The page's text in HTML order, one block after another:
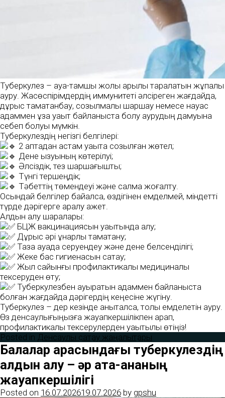
Туберкулез – ауа-тамшы жолы арқылы таралатын жұқпалы
ауру. Жасөспірімдердің иммунитеті әлсіреген жағдайда,
дұрыс тамақтанбау, созылмалы шаршау немесе науқас
адаммен ұзақ уақыт байланыста болу аурудың дамуына
себеп болуы мүмкін.
Туберкулездің негізгі белгілері:
2 аптадан астам уақытқа созылған жөтел;
Дене қызуының көтерілуі;
Әлсіздік, тез шаршағыштық;
Түнгі тершеңдік;
Тәбеттің төмендеуі және салмақ жоғалту.
Осындай белгілер байқалса, өздігінен емделмей, міндетті
түрде дәрігерге қаралу қажет.
Алдын алу шаралары:
БЦЖ вакцинациясын уақытында алу;
Дұрыс әрі құнарлы тамақтану;
Таза ауада серуендеу және дене белсенділігі;
Жеке бас гигиенасын сақтау;
Жыл сайынғы профилактикалық медициналық
тексеруден өту;
Туберкулезбен ауыратын адаммен байланыста
болған жағдайда дәрігердің кеңесіне жүгіну.
Туберкулез – дер кезінде анықталса, толық емделетін ауру.
Өз денсаулығыңызға жауапкершілікпен қарап,
профилактикалық тексерулерден уақытылы өтіңіз!
Posted in Денсаулық сақтау жаңалықтары
Балалар арасындағы туберкулездің
алдын алу – әр ата-ананың
жауапкершілігі
Posted on 16.07.202619.07.2026 by gpshu